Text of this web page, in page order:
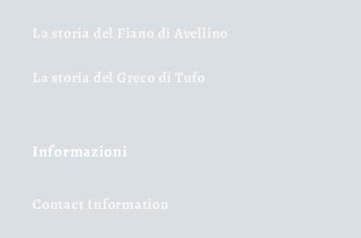
La storia del Fiano di Avellino
La storia del Greco di Tufo
Informazioni
Contact Information